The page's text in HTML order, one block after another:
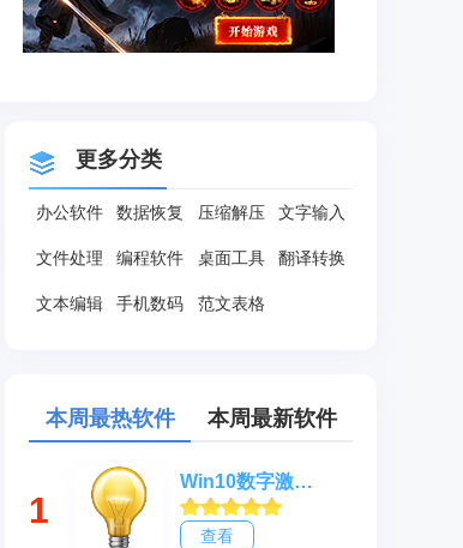
更多分类
办公软件 数据恢复 压缩解压 文字输入
文件处理 编程软件 桌面工具 翻译转换
文本编辑 手机数码 范文表格
本周最热软件 本周最新软件
1
Win10数字激活HWIDGen_最新win10激活工具
查看